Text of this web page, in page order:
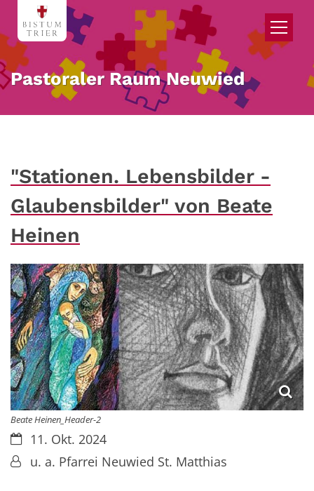
Zum Inhalt springen
Pastoraler Raum Neuwied
"Stationen. Lebensbilder -
Glaubensbilder" von Beate
Heinen
Beate Heinen_Header-2
Datum:11. Okt. 2024
Von:u. a. Pfarrei Neuwied St. Matthias